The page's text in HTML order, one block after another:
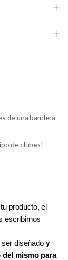
de una bandera
de clubes!
producto, el
escribirnos
diseñado y
del mismo para